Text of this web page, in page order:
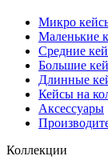
Микро
Маленькие
Средние
Большие
Длинные
Кейсы на
Аксессуары
Коллекции